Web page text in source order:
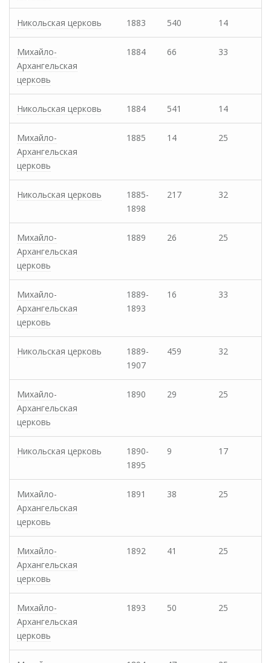
Никольская церковь 1883 540 14
Михайло-
Архангельская
церковь
1884 66 33
Никольская церковь 1884 541 14
Михайло-
Архангельская
церковь
1885 14 25
Никольская церковь
1885-
1898
217 32
Михайло-
Архангельская
церковь
1889 26 25
Михайло-
Архангельская
церковь
1889-
1893
16 33
Никольская церковь
1889-
1907
459 32
Михайло-
Архангельская
церковь
1890 29 25
Никольская церковь
1890-
1895
9 17
Михайло-
Архангельская
церковь
1891 38 25
Михайло-
Архангельская
церковь
1892 41 25
Михайло-
Архангельская
церковь
1893 50 25